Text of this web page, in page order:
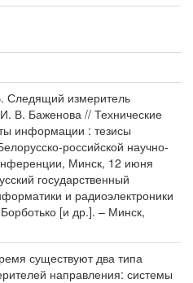
Следящий измеритель
В. Баженова // Технические
информации : тезисы
российской научно-
Минск, 12 июня
государственный
и радиоэлектроники
[и др.]. – Минск,
существуют два типа
направления: системы